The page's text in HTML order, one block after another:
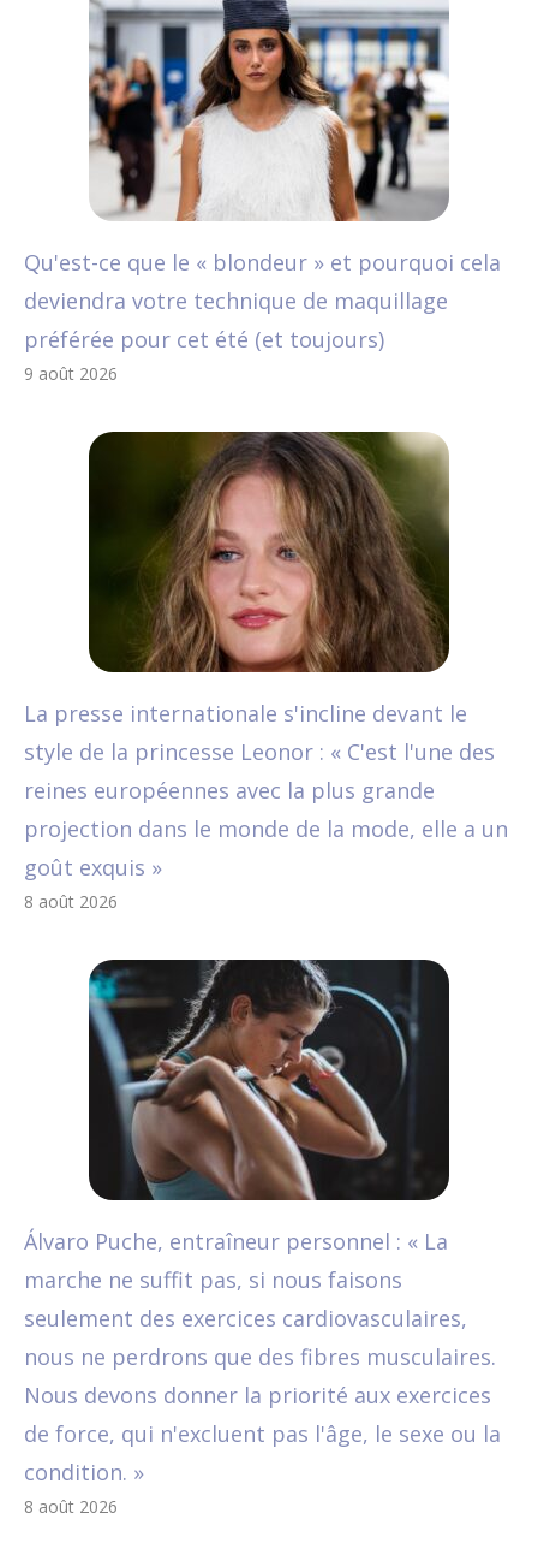
Qu'est-ce que le « blondeur » et pourquoi cela
deviendra votre technique de maquillage
préférée pour cet été (et toujours)
9 août 2026
La presse internationale s'incline devant le
style de la princesse Leonor : « C'est l'une des
reines européennes avec la plus grande
projection dans le monde de la mode, elle a un
goût exquis »
8 août 2026
Álvaro Puche, entraîneur personnel : « La
marche ne suffit pas, si nous faisons
seulement des exercices cardiovasculaires,
nous ne perdrons que des fibres musculaires.
Nous devons donner la priorité aux exercices
de force, qui n'excluent pas l'âge, le sexe ou la
condition. »
8 août 2026